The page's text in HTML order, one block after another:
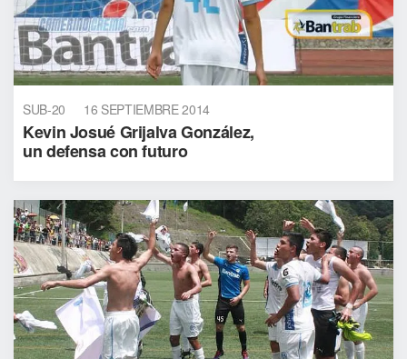
SUB-20 16 SEPTIEMBRE 2014
Kevin Josué Grijalva González,
un defensa con futuro